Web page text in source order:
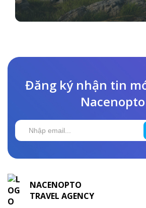
tuần 01:30 […]
Đăng ký nhận tin
Nacenopto
NACENOPTO
TRAVEL AGENCY